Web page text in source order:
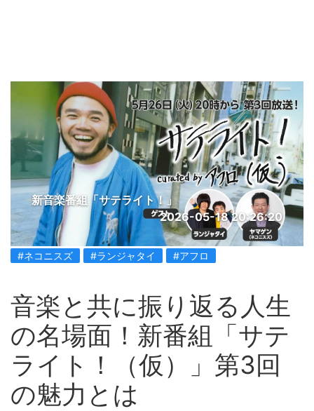
新音楽番組「サテライト！」
2026-05-18 20:26:20
#ネコニスズ #ランジャタイ #アフロ
音楽と共に振り返る人生
の名場面！新番組「サテ
ライト！（仮）」第3回
の魅力とは